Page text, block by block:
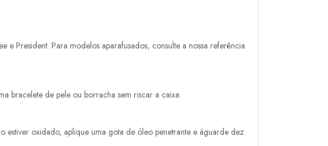
President. Para modelos aparafusados, consulte a nossa referência
bracelete de pele ou borracha sem riscar a caixa.
estiver oxidado, aplique uma gota de óleo penetrante e águarde dez